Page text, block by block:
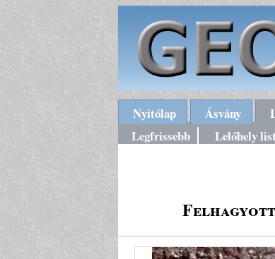
Nyitólap Ásvány
Legfrissebb
Lelőhely
Felhagyott